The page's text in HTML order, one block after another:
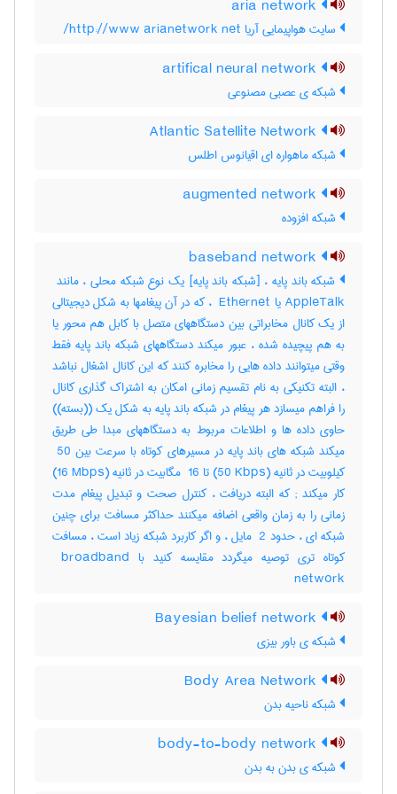
سایت هواپیمایی آریا http://www arianetwork net/
شبکه ی عصبی مصنوعی
شبکه ماهواره ای اقیانوس اطلس
شبکه افزوده
AppleTalk یا ‎ Ethernet ، که در آن پیغامها به شکل دیجیتالی
از یک کانال مخابراتی بین دستگاههای متصل با کابل هم محور یا
به هم پیچیده شده ، عبور میکند دستگاههای شبکه باند پایه فقط
وقتی میتوانند داده هایی را مخابره کنند که این کانال اشغال نباشد
، البته تکنیکی به نام تقسیم زمانی امکان به اشتراک گذاری کانال
را فراهم میسازد هر پیغام در شبکه باند پایه به شکل یک ((بسته))
حاوی داده ها و اطلاعات مربوط به دستگاههای مبدا طی طریق
میکند شبکه های باند پایه در مسیرهای کوتاه با سرعت بین ‎ 50
کیلوبیت در ثانیه (‎50 Kbps) تا ‎ 16 مگابیت در ثانیه (‎16 Mbps)
کار میکند‎ ; که البته دریافت ، کنترل صحت و تبدیل پیغام مدت
زمانی را به زمان واقعی اضافه میکنند حداکثر مسافت برای چنین
شبکه ای ، حدود ‎ 2 مایل ، و اگر کاربرد شبکه زیاد است ، مسافت
کوتاه تری توصیه میگردد مقایسه کنید با ‎ broadband
network
شبکه ی باور بیزی
شبکه ناحیه بدن
شبکه ی بدن به بدن